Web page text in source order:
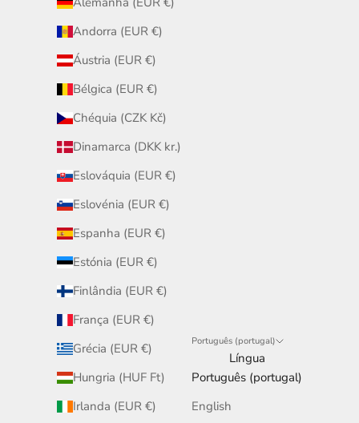
Andorra (EUR €)
Áustria (EUR €)
Bélgica (EUR €)
Chéquia (CZK Kč)
Dinamarca (DKK kr.)
Eslováquia (EUR €)
Eslovénia (EUR €)
Espanha (EUR €)
Estónia (EUR €)
Finlândia (EUR €)
França (EUR €)
Grécia (EUR €)
Hungria (HUF Ft)
Irlanda (EUR €)
Português (portugal)
Língua
Português (portugal)
English